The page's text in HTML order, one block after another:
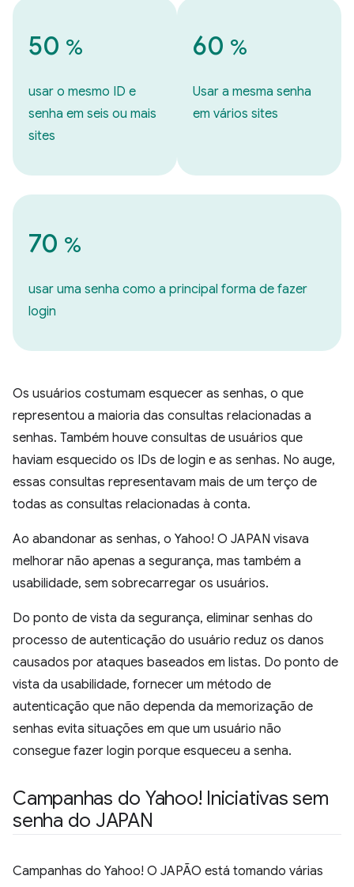
50 %
usar o mesmo ID e
senha em seis ou mais
sites
60 %
Usar a mesma senha
em vários sites
70 %
usar uma senha como a principal forma de fazer
login
Os usuários costumam esquecer as senhas, o que
representou a maioria das consultas relacionadas a
senhas. Também houve consultas de usuários que
haviam esquecido os IDs de login e as senhas. No auge,
essas consultas representavam mais de um terço de
todas as consultas relacionadas à conta.
Ao abandonar as senhas, o Yahoo! O JAPAN visava
melhorar não apenas a segurança, mas também a
usabilidade, sem sobrecarregar os usuários.
Do ponto de vista da segurança, eliminar senhas do
processo de autenticação do usuário reduz os danos
causados por ataques baseados em listas. Do ponto de
vista da usabilidade, fornecer um método de
autenticação que não dependa da memorização de
senhas evita situações em que um usuário não
consegue fazer login porque esqueceu a senha.
Campanhas do Yahoo! Iniciativas sem
senha do JAPAN
Campanhas do Yahoo! O JAPÃO está tomando várias